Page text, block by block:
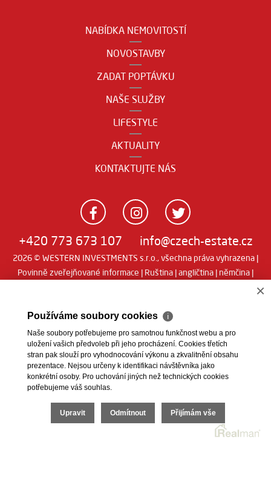
NABÍDKA NEMOVITOSTÍ
NOVOSTAVBY
ZADAT POPTÁVKU
NAŠE SLUŽBY
LIFESTYLE
AKTUALITY
KONTAKTUJTE NÁS
+420 773 673 107 info@czech-estate.cz
2026 © WESTERN INVESTMENTS s.r.o., všechna práva vyhrazena |
Povinně zveřejňované informace | Ruština |angličtina | němčina |
×
Používáme soubory cookies ℹ
Naše soubory potřebujeme pro samotnou funkčnost webu a pro
uložení vašich předvoleb při jeho procházení. Cookies třetích
stran pak slouží pro vyhodnocování výkonu a zkvalitnění obsahu
prezentace. Nejsou určeny k identifikaci návštěvníka jako
konkrétní osoby. Pro uchování jiných než technických cookies
potřebujeme váš souhlas.
Upravit Odmítnout Přijímám vše